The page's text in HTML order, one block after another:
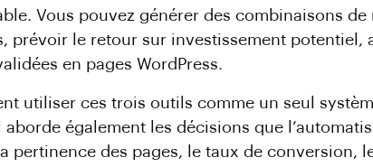
Vous pouvez générer des combinaisons
prévoir le retour sur investissement potentiel,
en pages WordPress.
utiliser ces trois outils comme un seul
également les décisions que
pertinence des pages, le taux de conversion,